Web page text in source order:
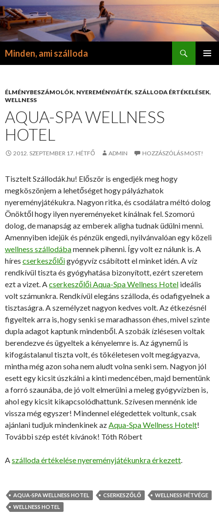
Minden, ami szálloda
ÉLMÉNYBESZÁMOLÓK, NYEREMÉNYJÁTÉK, SZÁLLODA ÉRTÉKELÉSEK,
WELLNESS
AQUA-SPA WELLNESS
HOTEL
2012. SZEPTEMBER 17. HÉTFŐ ADMIN HOZZÁSZÓLÁS MOST!
Tisztelt Szállodák.hu! Először is engedjék meg hogy
megköszönjem a lehetőséget hogy pályázhatok
nyereményjátékukra. Nagyon ritka, és csodálatra méltó dolog
Önöktől hogy ilyen nyereményeket kínálnak fel. Szomorú
dolog, de manapság az emberek aligha tudnak üdülni menni.
Amennyiben idejük és pénzük engedi, nyilvánvalóan egy közeli
wellness szállodábamennek pihenni. Így volt ez nálunk is. A
híres cserkeszőlőigyógyvíz csábított el minket idén. A víz
rendkívül tiszta és gyógyhatása bizonyított, ezért szeretem
ezt a vizet. Acserkeszőlői Aqua-Spa Wellness Hotel ideális
volt számunkra. Rendkívül elegáns szálloda, és odafigyelnek a
tisztaságra. A személyzet nagyon kedves volt. Az étkezésnél
figyeltek arra is, hogy senki se maradhasson éhes, mivel szinte
dupla adagot kaptunk mindenből. A szobák ízlésesen voltak
berendezve és ügyeltek a kényelemre is. Az ágynemű is
kifogástalanul tiszta volt, és tökéletesen volt megágyazva,
mintha még azon soha nem aludt volna senki sem. Nagyon jól
esett egy kicsit úszkálni a kinti medencében, majd bementünk
a forró szaunába, de jó volt elmerülni a meleg gyógyvízben is,
ahol egy kicsit kikapcsolódhattunk. Szívesen mennénk ide
vissza még egyszer! Mindennel elégedettek voltunk, csak
ajánlani tudjuk mindenkinek azAqua-Spa Wellness Hotelt!
További szép estét kívánok! Tóth Róbert
Aszálloda értékelése nyereményjátékunkra érkezett.
AQUA-SPA WELLNESS HOTEL CSERKESZŐLŐ
WELLNESS HÉTVÉGE
WELLNESS HOTEL